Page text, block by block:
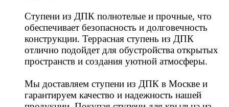
Ступени из ДПК полнотелые и прочные, что
обеспечивает безопасность и долговечность
конструкции. Террасная ступень из ДПК
отлично подойдет для обустройства открытых
пространств и создания уютной атмосферы.
Мы доставляем ступени из ДПК в Москве и
гарантируем качество и надежность нашей